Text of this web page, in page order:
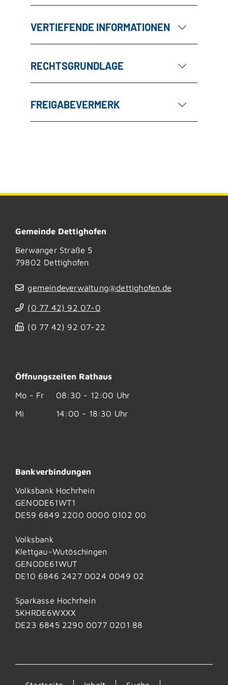
VERTIEFENDE INFORMATIONEN
RECHTSGRUNDLAGE
FREIGABEVERMERK
Gemeinde Dettighofen
Berwanger Straße 5
79802 Dettighofen
gemeindeverwaltung@dettighofen.de
(0 77 42) 92 07-0
(0 77 42) 92 07-22
Öffnungszeiten Rathaus
Mo - Fr
08:30 - 12:00 Uhr
Mi
14:00 - 18:30 Uhr
Bankverbindungen
Volksbank Hochrhein
GENODE61WT1
DE59 6849 2200 0000 0102 00
Volksbank
Klettgau-Wutöschingen
GENODE61WUT
DE10 6846 2427 0024 0049 02
Sparkasse Hochrhein
SKHRDE6WXXX
DE23 6845 2290 0077 0201 88